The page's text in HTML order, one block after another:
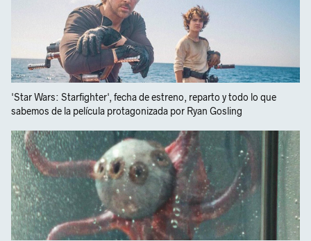
'Star Wars: Starfighter', fecha de estreno, reparto y todo lo que
sabemos de la película protagonizada por Ryan Gosling